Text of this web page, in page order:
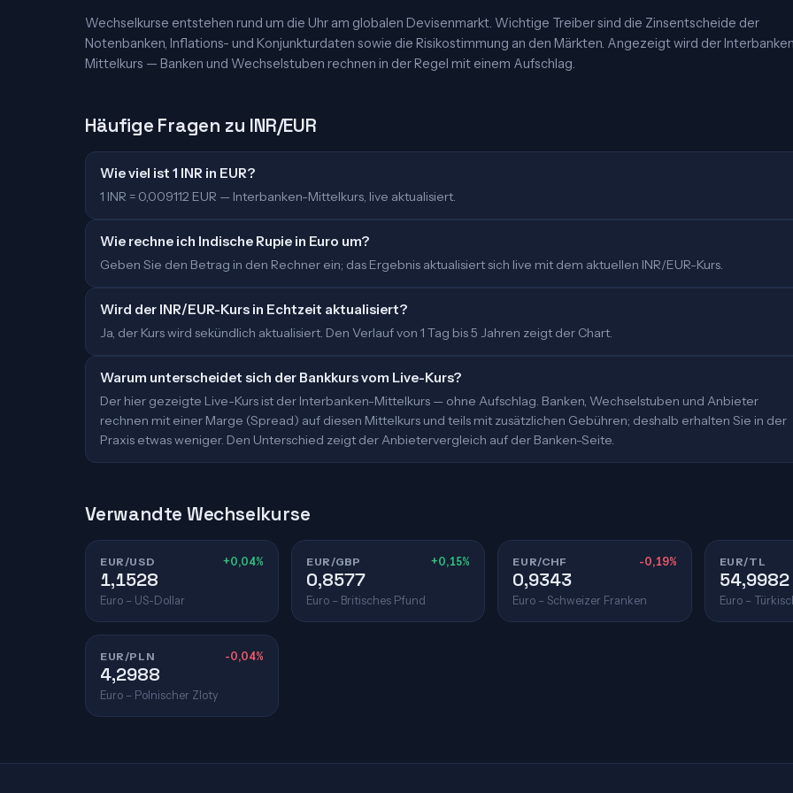
Wechselkurse entstehen rund um die Uhr am globalen Devisenmarkt. Wichtige Treiber sind die Zinsentscheide der
Notenbanken, Inflations- und Konjunkturdaten sowie die Risikostimmung an den Märkten. Angezeigt wird der
Mittelkurs — Banken und Wechselstuben rechnen in der Regel mit einem Aufschlag.
Häufige Fragen zu INR/EUR
Wie viel ist 1 INR in EUR?
1 INR = 0,009112 EUR — Interbanken-Mittelkurs, live aktualisiert.
Wie rechne ich Indische Rupie in Euro um?
Geben Sie den Betrag in den Rechner ein; das Ergebnis aktualisiert sich live mit dem aktuellen INR/EUR-Kurs.
Wird der INR/EUR-Kurs in Echtzeit aktualisiert?
Ja, der Kurs wird sekündlich aktualisiert. Den Verlauf von 1 Tag bis 5 Jahren zeigt der Chart.
Warum unterscheidet sich der Bankkurs vom Live-Kurs?
Der hier gezeigte Live-Kurs ist der Interbanken-Mittelkurs — ohne Aufschlag. Banken, Wechselstuben und Anbieter
rechnen mit einer Marge (Spread) auf diesen Mittelkurs und teils mit zusätzlichen Gebühren; deshalb erhalten Sie in der
Praxis etwas weniger. Den Unterschied zeigt der Anbietervergleich auf der Banken-Seite.
Verwandte Wechselkurse
EUR/USD +0,04%
1,1528
Euro – US-Dollar
EUR/GBP +0,15%
0,8577
Euro – Britisches Pfund
EUR/CHF -0,19%
0,9343
Euro – Schweizer Franken
EUR/TL
54,9982
Euro –
EUR/PLN -0,04%
4,2988
Euro – Polnischer Zloty